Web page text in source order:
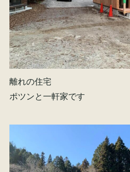
離れの住宅
ポツンと一軒家です